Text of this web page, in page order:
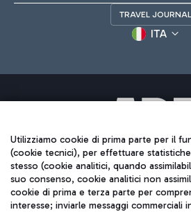
TRAVEL JOURNAL
ITA
Aeroporti di Roma S.p.A. - Società
coordinamento di Mundys S.p.A.
Codice fiscale e Registro delle Imprese di
IVA 06572251004
Capitale sociale 62.224.743,00 int. vers.
Utilizziamo cookie di prima parte per il
(cookie tecnici), per effettuare
stesso (cookie analitici, quando
suo consenso, cookie analitici non
cookie di prima e terza parte per
interesse; inviarle messaggi commerciali